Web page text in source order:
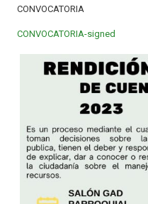
CONVOCATORIA
CONVOCATORIA-signed